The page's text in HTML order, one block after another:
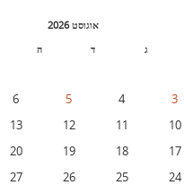
אוגוסט 2026
ג ד ה
3
4
5
6
10
11
12
13
17
18
19
20
24
25
26
27